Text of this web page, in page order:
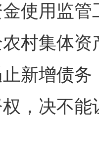
使用监
村集体
新增债
，决不能
实